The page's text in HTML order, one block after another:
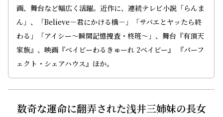
画、舞台など幅広く活躍。近作に、連続テレビ小説「らんま
ん」、「Believe－君にかける橋－」「サバエとヤッたら終
わる」「アイシー〜瞬間記憶捜査・柊班〜」、舞台『有頂天
家族』、映画『ベイビーわるきゅーれ 2ベイビー』 『パーフ
ェクト・シェアハウス』ほか。
数奇な運命に翻弄された浅井三姉妹の長女